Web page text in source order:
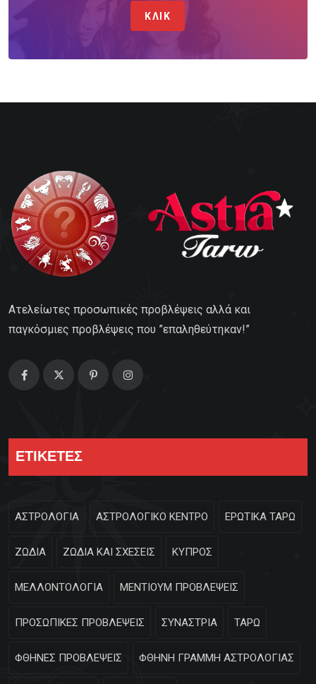
ΚΛΙΚ
Ατελείωτες προσωπικές προβλέψεις αλλά και
παγκόσμιες προβλέψεις που ”επαληθεύτηκαν!”
ΕΤΙΚΕΤΕΣ
ΑΣΤΡΟΛΟΓΙΑ ΑΣΤΡΟΛΟΓΙΚΟ ΚΕΝΤΡΟ ΕΡΩΤΙΚΑ ΤΑΡΩ
ΖΩΔΙΑ ΖΩΔΙΑ ΚΑΙ ΣΧΕΣΕΙΣ ΚΥΠΡΟΣ
ΜΕΛΛΟΝΤΟΛΟΓΙΑ ΜΕΝΤΙΟΥΜ ΠΡΟΒΛΕΨΕΙΣ
ΠΡΟΣΩΠΙΚΕΣ ΠΡΟΒΛΕΨΕΙΣ ΣΥΝΑΣΤΡΙΑ ΤΑΡΩ
ΦΘΗΝΕΣ ΠΡΟΒΛΕΨΕΙΣ ΦΘΗΝΗ ΓΡΑΜΜΗ ΑΣΤΡΟΛΟΓΙΑΣ